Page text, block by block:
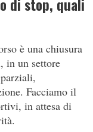
di stop, quali
è una chiusura
in un settore
Facciamo il
in attesa di